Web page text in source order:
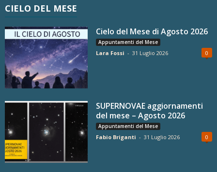
CIELO DEL MESE
Cielo del Mese di Agosto 2026
Appuntamenti del Mese
Lara Fossi - 31 Luglio 2026 0
SUPERNOVAE aggiornamenti
del mese – Agosto 2026
Appuntamenti del Mese
Fabio Briganti - 31 Luglio 2026 0